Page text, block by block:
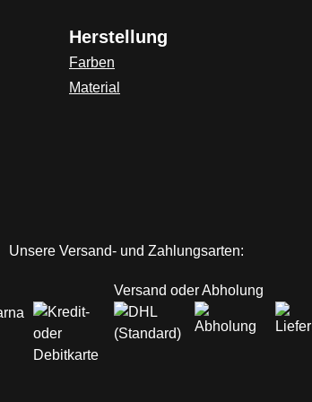
Herstellung
Farben
Material
Unsere Versand- und Zahlungsarten:
Versand oder Abholung